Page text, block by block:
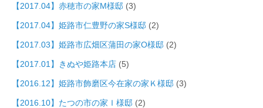
【2017.04】赤穂市の家M様邸 (3)
【2017.04】姫路市仁豊野の家S様邸 (2)
【2017.03】姫路市広畑区蒲田の家O様邸 (2)
【2017.01】きぬや姫路本店 (5)
【2016.12】姫路市飾磨区今在家の家Ｋ様邸 (3)
【2016.10】たつの市の家Ｉ様邸 (2)